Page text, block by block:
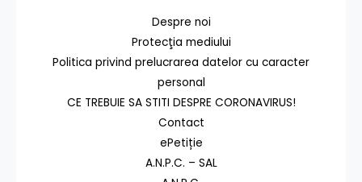
Despre noi
Protecţia mediului
Politica privind prelucrarea datelor cu caracter
personal
CE TREBUIE SA STITI DESPRE CORONAVIRUS!
Contact
ePetiție
A.N.P.C. – SAL